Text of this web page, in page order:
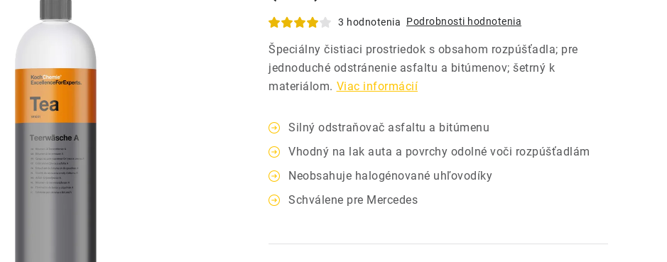
3 hodnotenia Podrobnosti hodnotenia
Špeciálny čistiaci prostriedok s obsahom rozpúšťadla; pre
jednoduché odstránenie asfaltu a bitúmenov; šetrný k
materiálom. Viac informácií
Silný odstraňovač asfaltu a bitúmenu
Vhodný na lak auta a povrchy odolné voči rozpúšťadlám
Neobsahuje halogénované uhľovodíky
Schválene pre Mercedes